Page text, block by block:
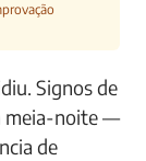
meia-noite —
de